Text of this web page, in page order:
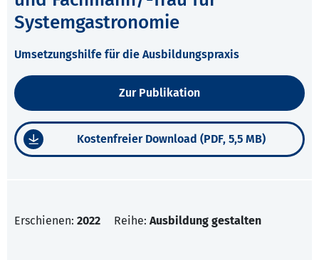
Systemgastronomie
Umsetzungshilfe für die Ausbildungspraxis
Zur Publikation
Kostenfreier Download (PDF, 5,5 MB)
Erschienen: 2022 Reihe: Ausbildung gestalten